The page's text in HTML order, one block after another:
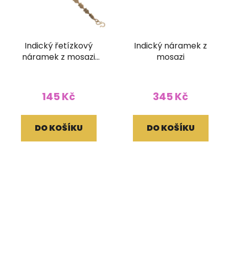
Indický řetízkový
náramek z mosazi
145 Kč
DO KOŠÍKU
Indický náramek z
mosazi
345 Kč
DO KOŠÍKU